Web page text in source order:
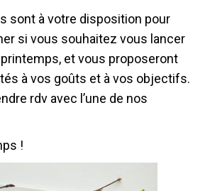
sont à votre disposition pour
si vous souhaitez vous lancer
et vous proposeront
à vos goûts et à vos objectifs.
rdv avec l’une de nos
!